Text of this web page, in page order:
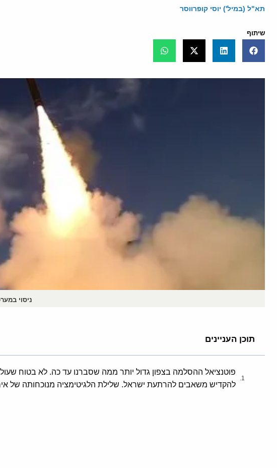
תא"ל (במיל') יוסי קופרווסר
שיתוף
ניסוי
תוכן העניינים
פוטנציאל ההסלמה בצפון גדול יותר ממה שסברנו עד כה. לא בטוח
להקדיש משאבים להרתעת ישראל. שלילת הלגיטימציה מנוכחותה של